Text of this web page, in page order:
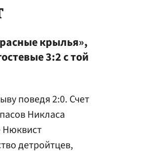
крылья»,
3:2 с той
поведя 2:0. Счет
Никласа
Нюквист
детройтцев,